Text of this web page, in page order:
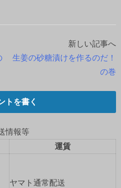
新しい記事へ
生姜の砂糖漬けを作るのだ！
の巻
トを書く
情報等
運賃
ヤマト通常配送